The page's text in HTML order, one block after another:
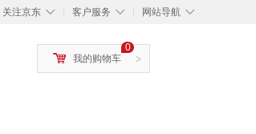
◇
关注京东 ◇
客户服务 ◇
网站导航
>
0
我的购物车